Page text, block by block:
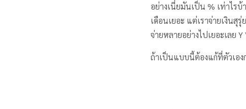
อย่างเนี่ยมันเป็น % เท่าไรบ้
เดือนเยอะ แต่เราจ่ายเงินสุ
จ่ายหลายอย่างไปเยอะเลย Y
ถ้าเป็นแบบนี้ต้องแก้ที่ตัวเอง